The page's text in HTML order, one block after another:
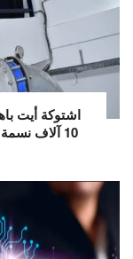
اشتوكة أيت
10 آلاف نسمة من ساكنة ايت اعميرة بالماء الشروب.